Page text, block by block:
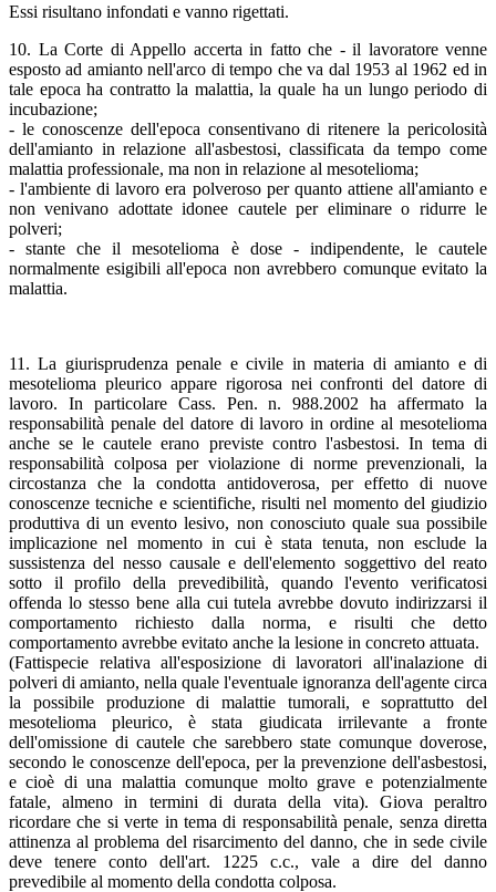
Essi risultano infondati e vanno rigettati.
10. La Corte di Appello accerta in fatto che - il lavoratore venne
esposto ad amianto nell'arco di tempo che va dal 1953 al 1962 ed in
tale epoca ha contratto la malattia, la quale ha un lungo periodo di
incubazione;
- le conoscenze dell'epoca consentivano di ritenere la pericolosità
dell'amianto in relazione all'asbestosi, classificata da tempo come
malattia professionale, ma non in relazione al mesotelioma;
- l'ambiente di lavoro era polveroso per quanto attiene all'amianto e
non venivano adottate idonee cautele per eliminare o ridurre le
polveri;
- stante che il mesotelioma è dose - indipendente, le cautele
normalmente esigibili all'epoca non avrebbero comunque evitato la
malattia.
11. La giurisprudenza penale e civile in materia di amianto e di
mesotelioma pleurico appare rigorosa nei confronti del datore di
lavoro. In particolare Cass. Pen. n. 988.2002 ha affermato la
responsabilità penale del datore di lavoro in ordine al mesotelioma
anche se le cautele erano previste contro l'asbestosi. In tema di
responsabilità colposa per violazione di norme prevenzionali, la
circostanza che la condotta antidoverosa, per effetto di nuove
conoscenze tecniche e scientifiche, risulti nel momento del giudizio
produttiva di un evento lesivo, non conosciuto quale sua possibile
implicazione nel momento in cui è stata tenuta, non esclude la
sussistenza del nesso causale e dell'elemento soggettivo del reato
sotto il profilo della prevedibilità, quando l'evento verificatosi
offenda lo stesso bene alla cui tutela avrebbe dovuto indirizzarsi il
comportamento richiesto dalla norma, e risulti che detto
comportamento avrebbe evitato anche la lesione in concreto attuata.
(Fattispecie relativa all'esposizione di lavoratori all'inalazione di
polveri di amianto, nella quale l'eventuale ignoranza dell'agente circa
la possibile produzione di malattie tumorali, e soprattutto del
mesotelioma pleurico, è stata giudicata irrilevante a fronte
dell'omissione di cautele che sarebbero state comunque doverose,
secondo le conoscenze dell'epoca, per la prevenzione dell'asbestosi,
e cioè di una malattia comunque molto grave e potenzialmente
fatale, almeno in termini di durata della vita). Giova peraltro
ricordare che si verte in tema di responsabilità penale, senza diretta
attinenza al problema del risarcimento del danno, che in sede civile
deve tenere conto dell'art. 1225 c.c., vale a dire del danno
prevedibile al momento della condotta colposa.